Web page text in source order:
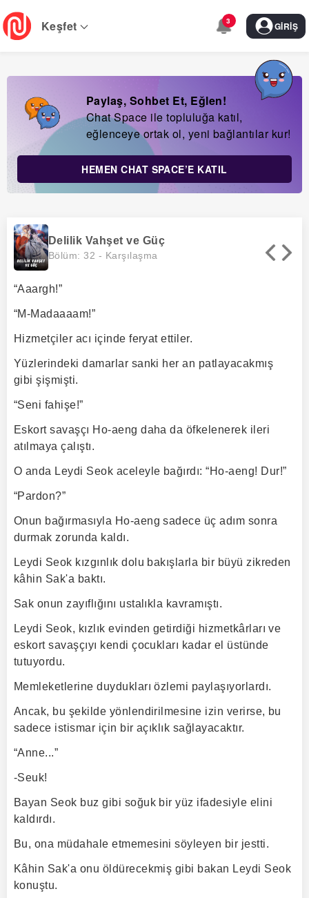
Skip
to
main
Keşfet 3 GIRIŞ
Paylaş, Sohbet Et, Eğlen!
Chat Space ile topluluğa katıl,
eğlenceye ortak ol, yeni bağlantılar kur!
HEMEN CHAT SPACE’E KATIL
Delilik Vahşet ve Güç
Bölüm: 32 - Karşılaşma
“Aaargh!”
“M-Madaaaam!”
Hizmetçiler acı içinde feryat ettiler.
Yüzlerindeki damarlar sanki her an patlayacakmış
gibi şişmişti.
“Seni fahişe!”
Eskort savaşçı Ho-aeng daha da öfkelenerek ileri
atılmaya çalıştı.
O anda Leydi Seok aceleyle bağırdı: “Ho-aeng! Dur!”
“Pardon?”
Onun bağırmasıyla Ho-aeng sadece üç adım sonra
durmak zorunda kaldı.
Leydi Seok kızgınlık dolu bakışlarla bir büyü zikreden
kâhin Sak'a baktı.
Sak onun zayıflığını ustalıkla kavramıştı.
Leydi Seok, kızlık evinden getirdiği hizmetkârları ve
eskort savaşçıyı kendi çocukları kadar el üstünde
tutuyordu.
Memleketlerine duydukları özlemi paylaşıyorlardı.
Ancak, bu şekilde yönlendirilmesine izin verirse, bu
sadece istismar için bir açıklık sağlayacaktır.
“Anne...”
-Seuk!
Bayan Seok buz gibi soğuk bir yüz ifadesiyle elini
kaldırdı.
Bu, ona müdahale etmemesini söyleyen bir jestti.
Kâhin Sak'a onu öldürecekmiş gibi bakan Leydi Seok
konuştu.